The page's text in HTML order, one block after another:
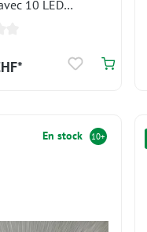
10 LED
En stock 10+